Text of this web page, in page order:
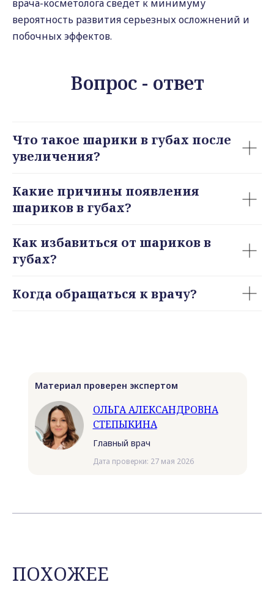
врача-косметолога сведет к минимуму
вероятность развития серьезных осложнений и
побочных эффектов.
Вопрос - ответ
Что такое шарики в губах после
увеличения?
Какие причины появления
шариков в губах?
Как избавиться от шариков в
губах?
Когда обращаться к врачу?
ОЛЬГА АЛЕКСАНДРОВНА
СТЕПЫКИНА
Материал проверен экспертом
Главный врач
Дата проверки: 27 мая 2026
ПОХОЖЕЕ